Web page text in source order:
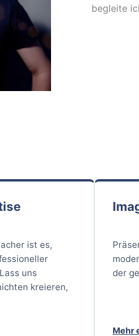
begleite
ist es,
uns
kreieren,
der
Mehr